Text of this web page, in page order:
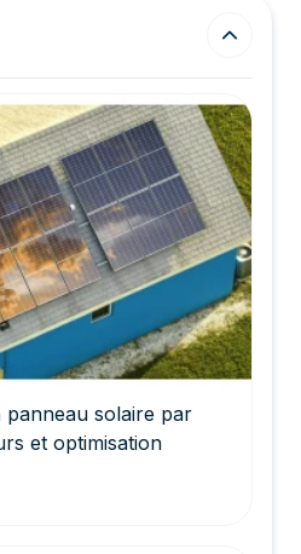
panneau solaire par
et optimisation